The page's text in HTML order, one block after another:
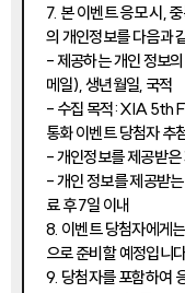
7. 본 이벤트 응모 시,
의 개인정보를 다음과
- 제공하는 개인 정보
메일), 생년월일, 국적
- 수집 목적: XIA 5th
통화 이벤트 당첨자 추
- 개인정보를 제공받
- 개인 정보를 제공받
료 후 7일 이내
8. 이벤트 당첨자에게
으로 준비할 예정입니
9. 당첨자를 포함하여